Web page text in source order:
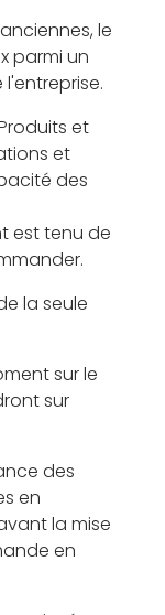
le
parmi un
et
et
des
est tenu de
la seule
sur le
sur
des
en
la mise
en